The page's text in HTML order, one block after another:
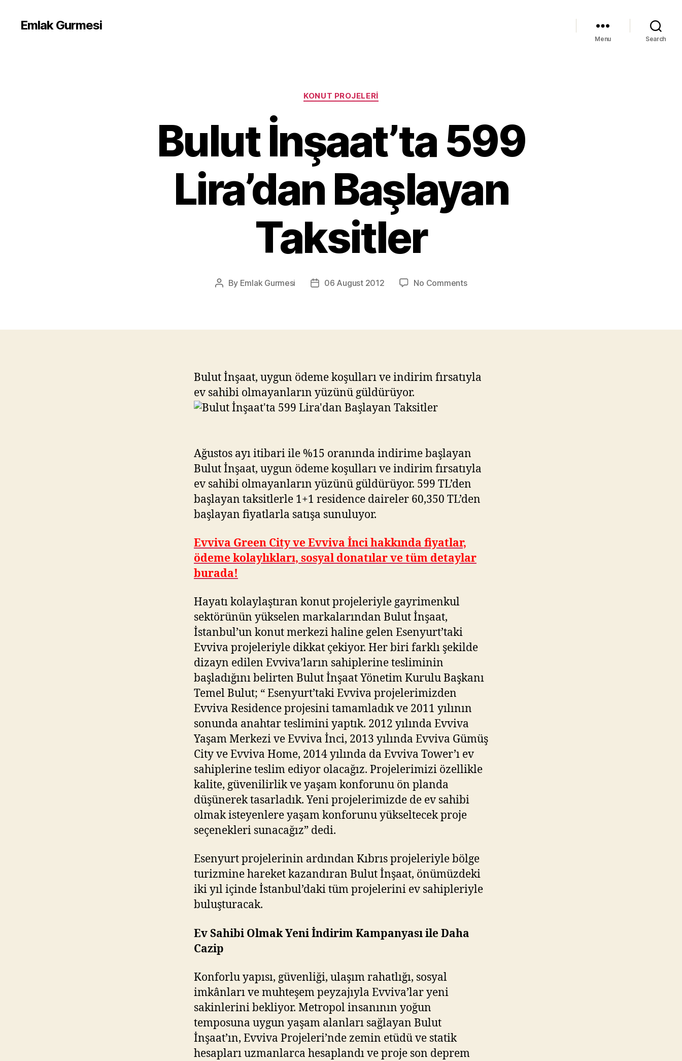
Emlak Gurmesi
Menu Search
Categories
KONUT PROJELERI
Bulut İnşaat’ta 599
Lira’dan Başlayan
Taksitler
Post
By Emlak Gurmesi
Post06 August 2012 No Commentson
Lira’dan
Bulut İnşaat, uygun ödeme koşulları ve indirim fırsatıyla
ev sahibi olmayanların yüzünü güldürüyor.
Ağustos ayı itibari ile %15 oranında indirime başlayan
Bulut İnşaat, uygun ödeme koşulları ve indirim fırsatıyla
ev sahibi olmayanların yüzünü güldürüyor. 599 TL’den
başlayan taksitlerle 1+1 residence daireler 60,350 TL’den
başlayan fiyatlarla satışa sunuluyor.
Evviva Green City ve Evviva İnci hakkında fiyatlar,
ödeme kolaylıkları, sosyal donatılar ve tüm detaylar
burada!
Hayatı kolaylaştıran konut projeleriyle gayrimenkul
sektörünün yükselen markalarından Bulut İnşaat,
İstanbul’un konut merkezi haline gelen Esenyurt’taki
Evviva projeleriyle dikkat çekiyor. Her biri farklı şekilde
dizayn edilen Evviva’ların sahiplerine tesliminin
başladığını belirten Bulut İnşaat Yönetim Kurulu Başkanı
Temel Bulut; “ Esenyurt’taki Evviva projelerimizden
Evviva Residence projesini tamamladık ve 2011 yılının
sonunda anahtar teslimini yaptık. 2012 yılında Evviva
Yaşam Merkezi ve Evviva İnci, 2013 yılında Evviva Gümüş
City ve Evviva Home, 2014 yılında da Evviva Tower’ı ev
sahiplerine teslim ediyor olacağız. Projelerimizi özellikle
kalite, güvenilirlik ve yaşam konforunu ön planda
düşünerek tasarladık. Yeni projelerimizde de ev sahibi
olmak isteyenlere yaşam konforunu yükseltecek proje
seçenekleri sunacağız” dedi.
Esenyurt projelerinin ardından Kıbrıs projeleriyle bölge
turizmine hareket kazandıran Bulut İnşaat, önümüzdeki
iki yıl içinde İstanbul’daki tüm projelerini ev sahipleriyle
buluşturacak.
Ev Sahibi Olmak Yeni İndirim Kampanyası ile Daha
Cazip
Konforlu yapısı, güvenliği, ulaşım rahatlığı, sosyal
imkânları ve muhteşem peyzajıyla Evviva’lar yeni
sakinlerini bekliyor. Metropol insanının yoğun
temposuna uygun yaşam alanları sağlayan Bulut
İnşaat’ın, Evviva Projeleri’nde zemin etüdü ve statik
hesapları uzmanlarca hesaplandı ve proje son deprem